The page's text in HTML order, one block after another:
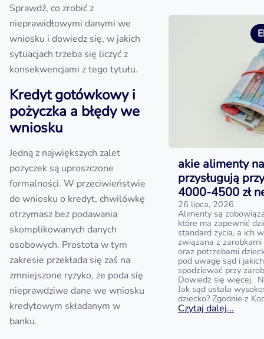
Sprawdź, co zrobić z
nieprawidłowymi danymi we
wniosku i dowiedz się, w jakich
sytuacjach trzeba się liczyć z
konsekwencjami z tego tytułu.
Kredyt gotówkowy i
pożyczka a błędy we
wniosku
Jedną z największych zalet
pożyczek są uproszczone
formalności. W przeciwieństwie
do wniosku o kredyt, chwilówkę
otrzymasz bez podawania
skomplikowanych danych
osobowych. Prostota w tym
zakresie przekłada się zaś na
zmniejszone ryzyko, że poda się
nieprawdziwe dane we wniosku
kredytowym składanym w
banku.
akie alimenty
przysługują
4000-4500 zł
26 lipca, 2026
Alimenty są
które ma zapewnić
standard życia, a ich
związana z
oraz potrzebami
pod uwagę sąd i
spodziewać przy
Dowiedz się więcej.
Jak sąd ustala
dziecko? Zgodnie z
Czytaj dalej...